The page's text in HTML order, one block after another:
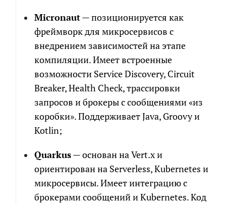
Micronaut— позиционируется как
фреймворк для микросервисов с
внедрением зависимостей на этапе
компиляции. Имеет встроенные
возможности Service Discovery, Circuit
Breaker, Health Check, трассировки
запросов и брокеры с сообщениями «из
коробки». Поддерживает Java, Groovy и
Kotlin;
Quarkus— основан на Vert.x и
ориентирован на Serverless, Kubernetes и
микросервисы. Имеет интеграцию с
брокерами сообщений и Kubernetes. Код